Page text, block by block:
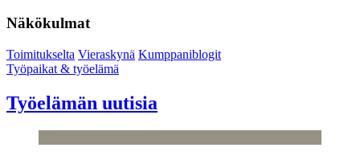
Näkökulmat
Toimitukselta Vieraskynä Kumppaniblogit
Työpaikat & työelämä
Työelämän uutisia